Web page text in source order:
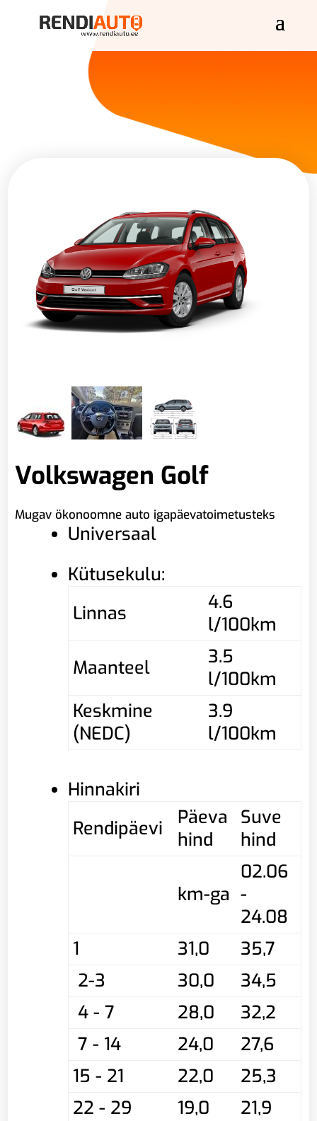
Volkswagen Golf
Mugav ökonoomne auto igapäevatoimetusteks
Universaal
Kütusekulu:
Linnas
4.6
l/100km
Maanteel
3.5
l/100km
Keskmine
(NEDC)
3.9
l/100km
Hinnakiri
Rendipäevi
Päeva
hind
Suve
hind
km-ga
02.06
-
24.08
1
31,0
35,7
2-3
30,0
34,5
4 - 7
28,0
32,2
7 - 14
24,0
27,6
15 - 21
22,0
25,3
22 - 29
19,0
21,9